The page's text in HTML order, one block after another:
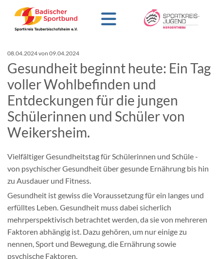
08.04.2024von 09.04.2024
Gesundheit beginnt heute: Ein Tag
voller Wohlbefinden und
Entdeckungen für die jungen
Schülerinnen und Schüler von
Weikersheim.
Vielfältiger Gesundheitstag für Schülerinnen und Schüle -
von psychischer Gesundheit über gesunde Ernährung bis hin
zu Ausdauer und Fitness.
Gesundheit ist gewiss die Voraussetzung für ein langes und
erfülltes Leben. Gesundheit muss dabei sicherlich
mehrperspektivisch betrachtet werden, da sie von mehreren
Faktoren abhängig ist. Dazu gehören, um nur einige zu
nennen, Sport und Bewegung, die Ernährung sowie
psychische Faktoren.